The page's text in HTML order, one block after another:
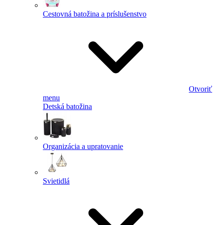
Cestovná batožina a príslušenstvo
Otvoriť
menu
Detská batožina
Organizácia a upratovanie
Svietidlá